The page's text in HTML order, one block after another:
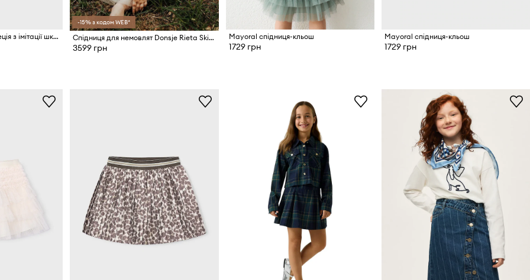
Mayoral спідниця-трапеція з імітації шкіри
-15% з кодом WEB*
Спідниця для немовлят Donsje Rieta Skirt
3599 грн
Mayoral спідниця-кльош
1729 грн
Mayoral спідниця-кльош
1729 грн